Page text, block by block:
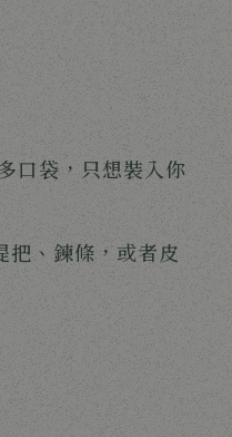
口袋，只想裝入你
、鍊條，或者皮